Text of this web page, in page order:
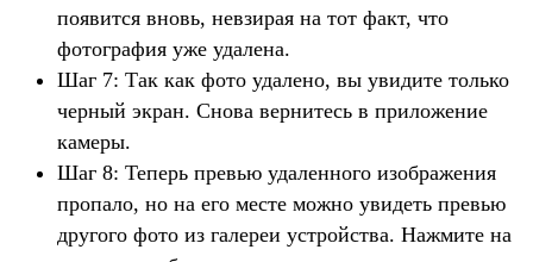
появится вновь, невзирая на тот факт, что
фотография уже удалена.
Шаг 7: Так как фото удалено, вы увидите только
черный экран. Снова вернитесь в приложение
камеры.
Шаг 8: Теперь превью удаленного изображения
пропало, но на его месте можно увидеть превью
другого фото из галереи устройства. Нажмите на